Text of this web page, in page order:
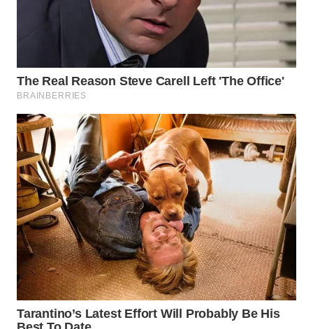
KUNINGAN
WN
MAJALENGKA
WN
SUBANG
WN
SUKABUMI
WN
PURWAKARTA
WN